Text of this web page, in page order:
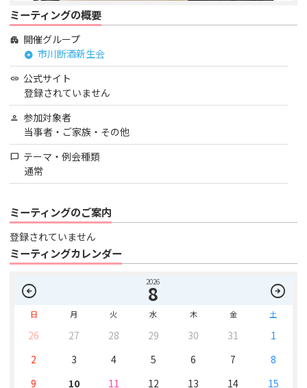
ミーティングの概要
apartment 開催グループ
arrow_circle_right 市川断酒新生会
link 公式サイト
登録されていません
person 参加対象者
当事者・ご家族・その他
chat_bubble テーマ・例会種類
通常
ミーティングのご案内
登録されていません
ミーティングカレンダー
arrow_circle_left 2026
8 arrow_circle_right
日 月 火 水 木 金 土
26 27 28 29 30 31
1
2
3 4 5 6 7
8
9
10 11 12 13 14
15